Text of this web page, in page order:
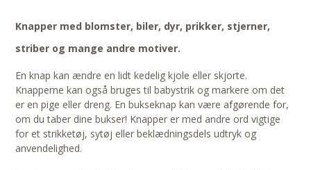
Knapper med blomster, biler, dyr, prikker, stjerner,
striber og mange andre motiver.
En knap kan ændre en lidt kedelig kjole eller skjorte.
Knapperne kan også bruges til babystrik og markere om det
er en pige eller dreng. En bukseknap kan være afgørende for,
om du taber dine bukser! Knapper er med andre ord vigtige
for et strikketøj, sytøj eller beklædningsdels udtryk og
anvendelighed.